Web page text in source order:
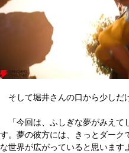
そして堀井さんの口から少しだ
「今回は、ふしぎな夢がみえて
す。夢の彼方には、きっとダーク
な世界が広がっていると思いま